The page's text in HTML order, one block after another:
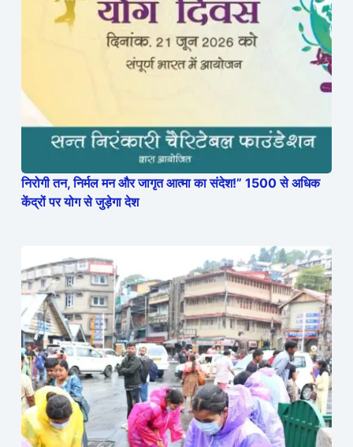
निरोगी तन, निर्मल मन और जागृत आत्मा का संदेश!” 1500 से अधिक
केंद्रों पर योग से जुड़ेगा देश